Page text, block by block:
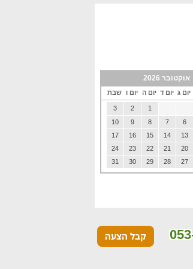
אוקטובר 2026
יום ג יום ד יום ה יום ו שבת
1
2
3
6
7
8
9
10
13
14
15
16
17
20
21
22
23
24
27
28
29
30
31
קבל הצעה